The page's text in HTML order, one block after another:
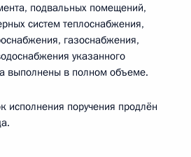
подвальных помещений,
систем теплоснабжения,
газоснабжения,
указанного
выполнены в полном объеме.
исполнения поручения продлён